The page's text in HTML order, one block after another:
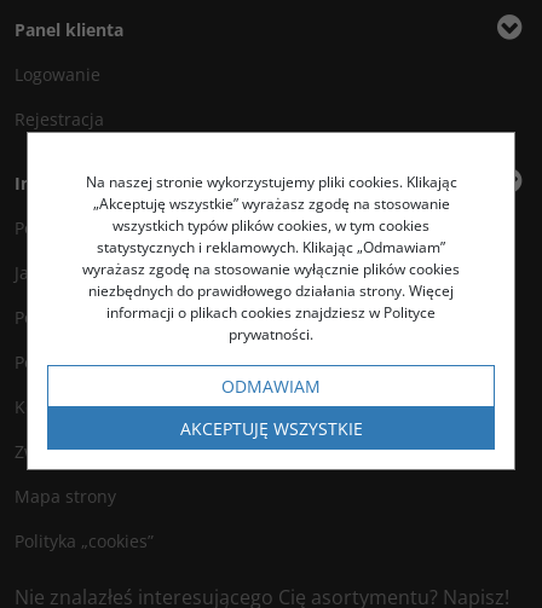
Panel klienta
Logowanie
Rejestracja
Informacje
Polityka prywatności
Jak kupować?
Polityka legalności
Polityka antyspamowa
Kontakt
Zwroty
Mapa strony
Polityka „cookies”
Nie znalazłeś interesującego Cię asortymentu? Napisz!
Na naszej stronie wykorzystujemy pliki cookies. Klikając
„Akceptuję wszystkie” wyrażasz zgodę na stosowanie
wszystkich typów plików cookies, w tym cookies
statystycznych i reklamowych. Klikając „Odmawiam”
wyrażasz zgodę na stosowanie wyłącznie plików cookies
niezbędnych do prawidłowego działania strony. Więcej
informacji o plikach cookies znajdziesz w Polityce
prywatności.
ODMAWIAM
AKCEPTUJĘ WSZYSTKIE